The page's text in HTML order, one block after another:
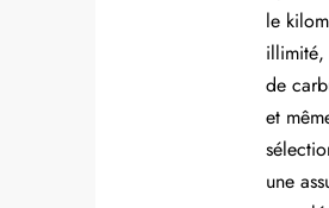
le
de
et
une